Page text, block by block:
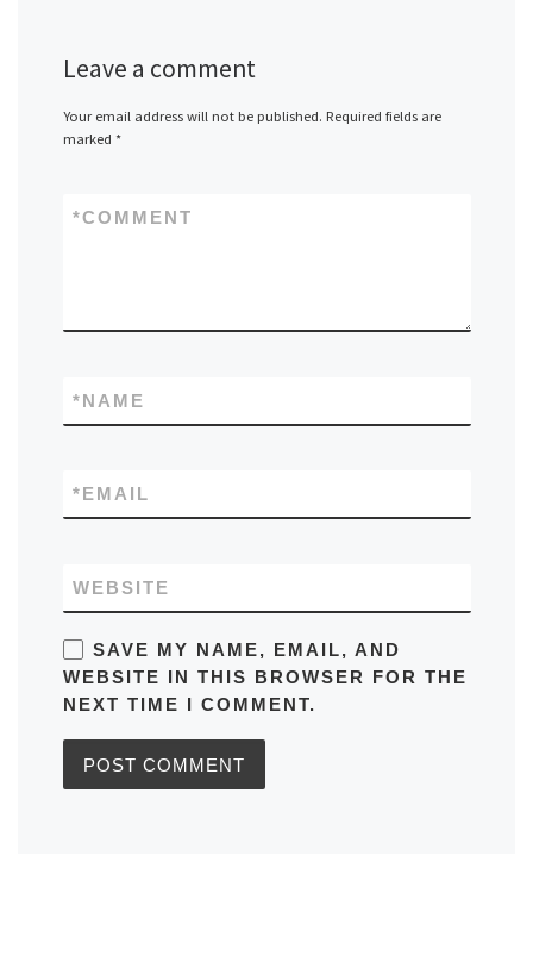
Leave a comment
Your email address will not be published. Required fields are
marked *
COMMENT
*
NAME
*
EMAIL
*
WEBSITE
SAVE MY NAME, EMAIL, AND
WEBSITE IN THIS BROWSER FOR THE
NEXT TIME I COMMENT.